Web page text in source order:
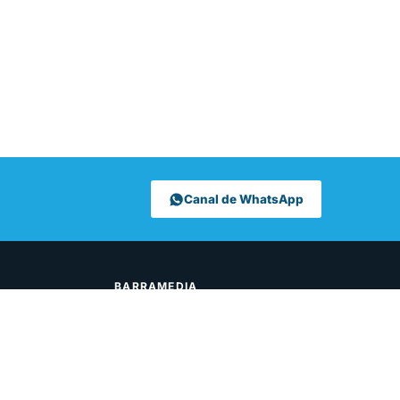
Canal de WhatsApp
BARRAMEDIA